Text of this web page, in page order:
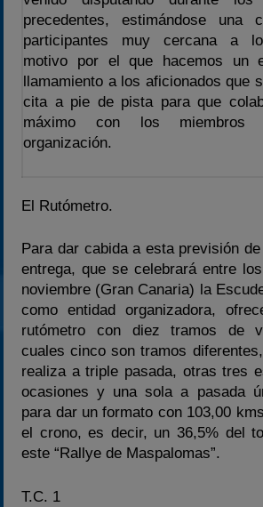
precedentes, estimándose una
participantes muy cercana a
motivo por el que hacemos un
llamamiento a los aficionados que
cita a pie de pista para que
máximo con los
organización.
El Rutómetro.
Para dar cabida a esta previsión
entrega, que se celebrará entre
noviembre (Gran Canaria) la
como entidad organizadora,
rutómetro con diez tramos de
cuales cinco son tramos
realiza a triple pasada, otras tres
ocasiones y una sola a pasada
para dar un formato con 103,00
el crono, es decir, un 36,5% del
este “Rallye de Maspalomas”.
T.C. 1